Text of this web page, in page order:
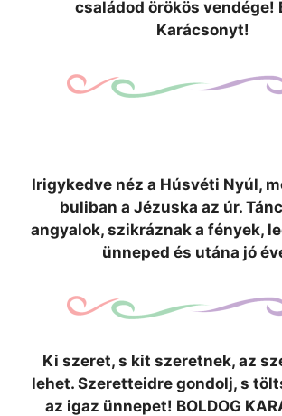
családod örökös vendége!
Karácsonyt!
Irigykedve néz a Húsvéti Nyúl,
buliban a Jézuska az úr.
angyalok, szikráznak a fények,
ünneped és utána jó
Ki szeret, s kit szeretnek, az
lehet. Szeretteidre gondolj, s
az igaz ünnepet! BOLDOG